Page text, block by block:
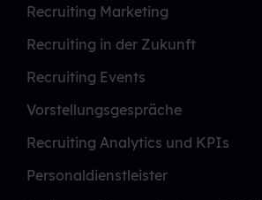
Recruiting Marketing
Recruiting in der Zukunft
Recruiting Events
Vorstellungsgespräche
Recruiting Analytics und KPIs
Personaldienstleister